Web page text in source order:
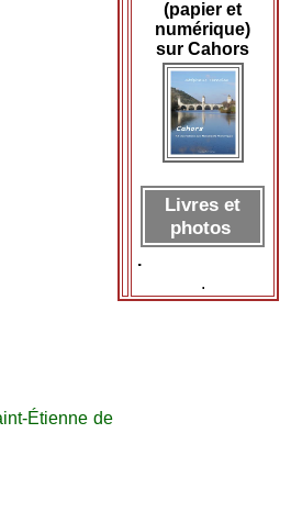
Étienne de
(papier et
numérique)
sur Cahors
Livres et
photos
.
.